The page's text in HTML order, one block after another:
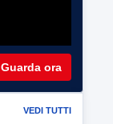
Guarda ora
VEDI TUTTI